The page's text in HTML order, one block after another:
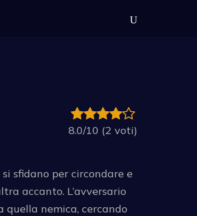
8.0/10 (2 voti)
sfidano per circondare e
accanto. L’avversario
quella nemica, cercando